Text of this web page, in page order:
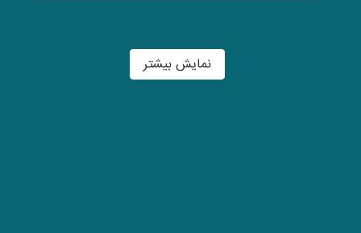
نمایش بیشتر